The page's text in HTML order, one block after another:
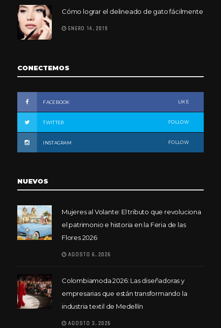
Cómo lograr el delineado de gato fácilmente
ENERO 14, 2019
CONECTEMOS
FACEBOOK LIKE
TWITTER FOLLOW
INSTAGRAM FOLLOW
NUEVOS
Mujeres al Volante: El tributo que revoluciona
el patrimonio e historia en la Feria de las
Flores 2026
AGOSTO 6, 2026
Colombiamoda 2026: Las diseñadoras y
empresarias que están transformando la
industria textil de Medellín
AGOSTO 3, 2026